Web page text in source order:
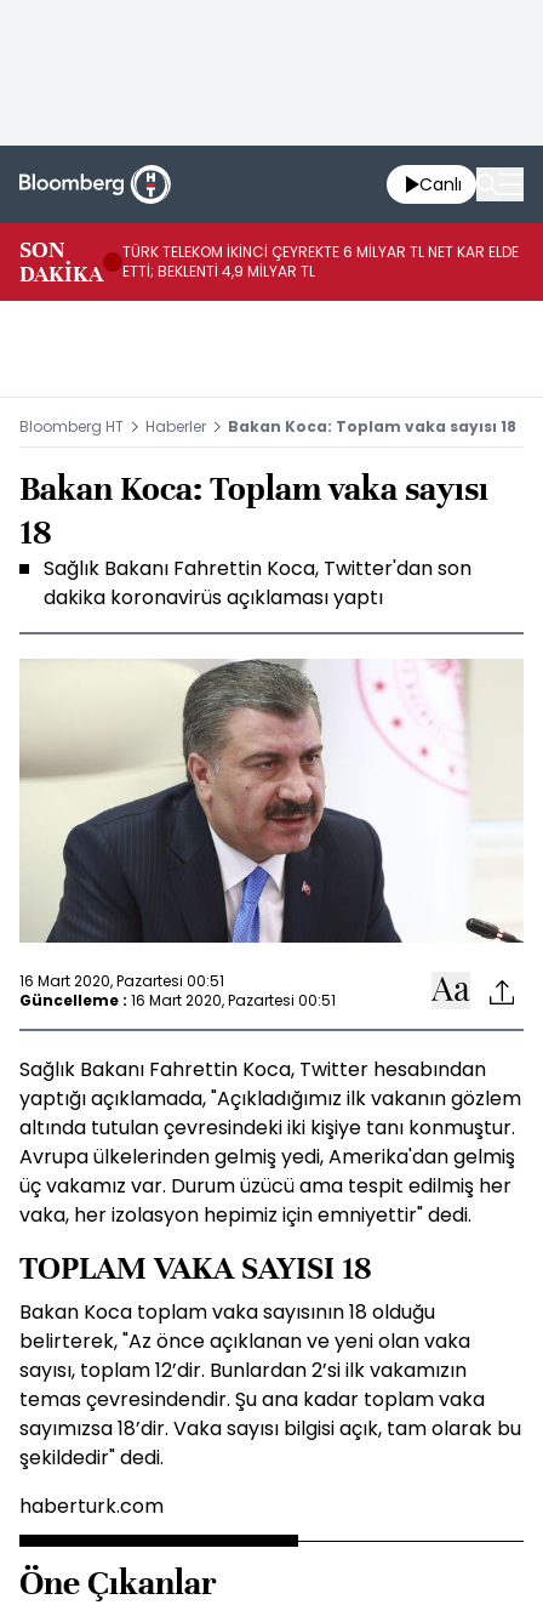
Canlı
SON
DAKİKA
TÜRK TELEKOM İKİNCİ ÇEYREKTE 6 MİLYAR TL NET KAR ELDE
ETTİ; BEKLENTİ 4,9 MİLYAR TL
Bloomberg HT Haberler Bakan Koca: Toplam vaka sayısı 18
Bakan Koca: Toplam vaka sayısı
18
Sağlık Bakanı Fahrettin Koca, Twitter'dan son
dakika koronavirüs açıklaması yaptı
16 Mart 2020, Pazartesi 00:51
Güncelleme : 16 Mart 2020, Pazartesi 00:51
Sağlık Bakanı Fahrettin Koca, Twitter hesabından
yaptığı açıklamada, "Açıkladığımız ilk vakanın gözlem
altında tutulan çevresindeki iki kişiye tanı konmuştur.
Avrupa ülkelerinden gelmiş yedi, Amerika'dan gelmiş
üç vakamız var. Durum üzücü ama tespit edilmiş her
vaka, her izolasyon hepimiz için emniyettir" dedi.
TOPLAM VAKA SAYISI 18
Bakan Koca toplam vaka sayısının 18 olduğu
belirterek, "Az önce açıklanan ve yeni olan vaka
sayısı, toplam 12’dir. Bunlardan 2’si ilk vakamızın
temas çevresindendir. Şu ana kadar toplam vaka
sayımızsa 18’dir. Vaka sayısı bilgisi açık, tam olarak bu
şekildedir" dedi.
haberturk.com
Öne Çıkanlar